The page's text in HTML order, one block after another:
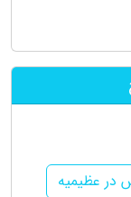
در عظیمیه